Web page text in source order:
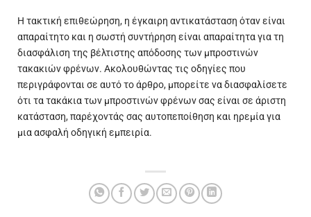
Η τακτική επιθεώρηση, η έγκαιρη αντικατάσταση όταν είναι
απαραίτητο και η σωστή συντήρηση είναι απαραίτητα για τη
διασφάλιση της βέλτιστης απόδοσης των μπροστινών
τακακιών φρένων. Ακολουθώντας τις οδηγίες που
περιγράφονται σε αυτό το άρθρο, μπορείτε να διασφαλίσετε
ότι τα τακάκια των μπροστινών φρένων σας είναι σε άριστη
κατάσταση, παρέχοντάς σας αυτοπεποίθηση και ηρεμία για
μια ασφαλή οδηγική εμπειρία.